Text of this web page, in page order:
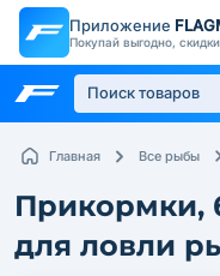
Приложение
Покупай выгодно,
Главная Все рыбы
Прикормки,
для ловли